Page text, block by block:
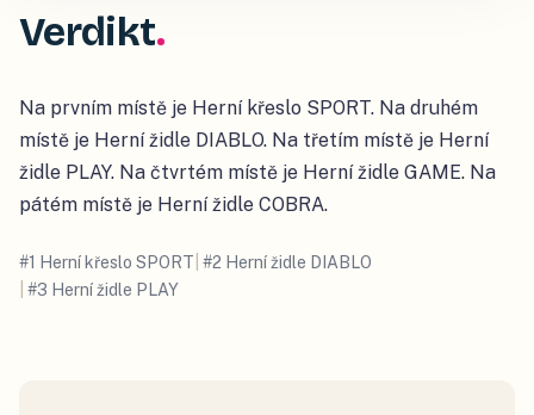
Verdikt
Na prvním místě je Herní křeslo SPORT. Na druhém
místě je Herní židle DIABLO. Na třetím místě je Herní
židle PLAY. Na čtvrtém místě je Herní židle GAME. Na
pátém místě je Herní židle COBRA.
#1 Herní křeslo SPORT #2 Herní židle DIABLO
#3 Herní židle PLAY